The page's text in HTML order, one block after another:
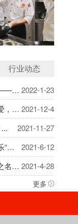
行业动态
2022-1-23
养老护理员培训——提升自身素养，提高照护...
2021-12-4
十二月：保持热爱，成为越来越好的自己...
2021-11-27
2021-6-12
浓浓端午情，欢乐“粽”动员——巴蜀职校开...
2021-4-28
这个春天，以爱之名，为你的爱人烘焙美好时...
更多